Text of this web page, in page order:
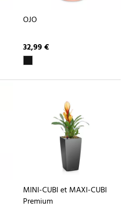
OJO
32,99 €
MINI-CUBI et MAXI-CUBI
Premium